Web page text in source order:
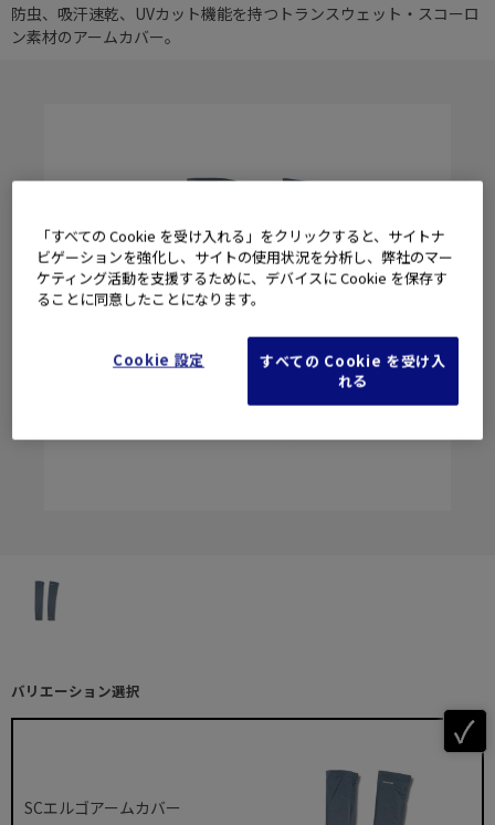
防虫、吸汗速乾、UVカット機能を持つトランスウェット・スコーロ
ン素材のアームカバー。
バリエーション選択
SCエルゴアームカバー
「すべての Cookie を受け入れる」をクリックすると、サイトナ
ビゲーションを強化し、サイトの使用状況を分析し、弊社のマー
ケティング活動を支援するために、デバイスに Cookie を保存す
ることに同意したことになります。
Cookie 設定
すべての Cookie を受け入
れる